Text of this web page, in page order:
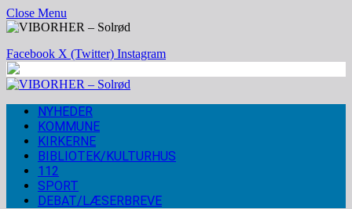
Close Menu
Facebook X (Twitter) Instagram
NYHEDER
KOMMUNE
KIRKERNE
BIBLIOTEK/KULTURHUS
112
SPORT
DEBAT/LÆSERBREVE